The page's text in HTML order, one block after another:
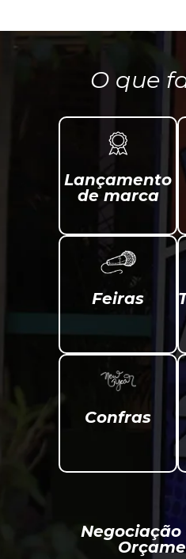
O que
Lançamento
de marca
Feiras
Confras
Negociação